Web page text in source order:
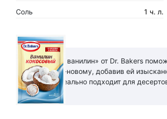
Соль 1 ч. л.
«Кокосовый ванилин» от Dr. Bakers
заиграть по-новому, добавив ей
Новинка идеально подходит для
напитков.